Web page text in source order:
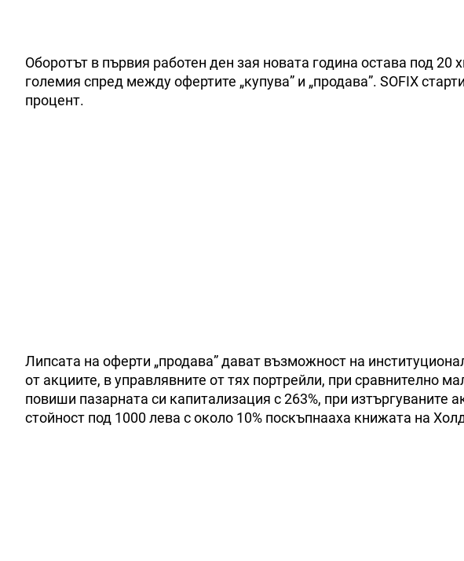
Оборотът в първия работен ден зая новата година остава под 20
големия спред между офертите „купува” и „продава”. SOFIX
процент.
Липсата на оферти „продава” дават възможност на
от акциите, в управлявните от тях портрейли, при сравнително
повиши пазарната си капитализация с 263%, при изтъргуваните
стойност под 1000 лева с около 10% поскъпнааха книжата на